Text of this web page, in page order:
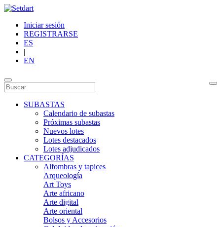
Iniciar sesión
REGISTRARSE
ES
|
EN
SUBASTAS
Calendario de subastas
Próximas subastas
Nuevos lotes
Lotes destacados
Lotes adjudicados
CATEGORÍAS
Alfombras y tapices
Arqueología
Art Toys
Arte africano
Arte digital
Arte oriental
Bolsos y Accesorios